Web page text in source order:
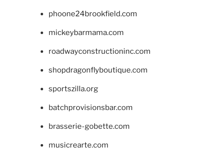
phoone24brookfield.com
mickeybarmama.com
roadwayconstructioninc.com
shopdragonflyboutique.com
sportszilla.org
batchprovisionsbar.com
brasserie-gobette.com
musicrearte.com